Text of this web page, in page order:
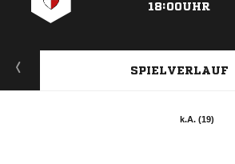
18:00UHR
SPIELVERLAUF
k.A. (19)